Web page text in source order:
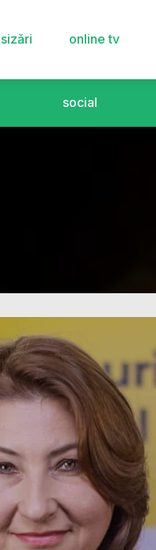
online tv
social